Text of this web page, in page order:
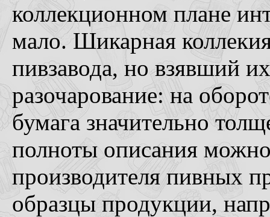
коллекционном плане
мало. Шикарная
пивзавода, но взявший
разочарование: на
бумага значительно
полноты описания
производителя пивных
образцы продукции,